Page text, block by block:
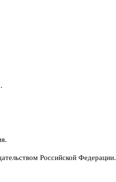
Российской Федерации.